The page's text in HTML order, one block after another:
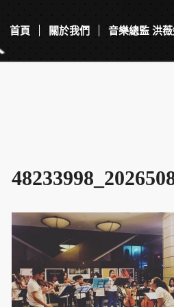
首頁 關於我們 音樂總監 洪